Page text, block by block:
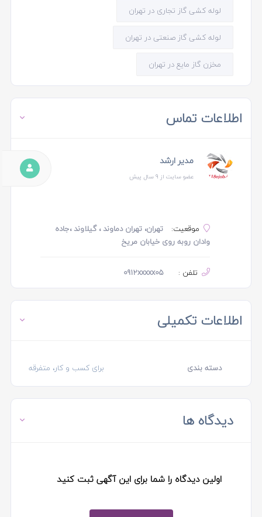
لوله کشی گاز تجاری در تهران
لوله کشی گاز صنعتی در تهران
مخزن گاز مایع در تهران
اطلاعات تماس
مدیر ارشد
عضو سایت از 9 سال پیش
موقعیت:
تهران، تهران دماوند ، گیلاوند ،جاده
وادان روبه روی خیابان مریخ
تلفن : 0912xxxxx05
اطلاعات تکمیلی
دسته بندی برای کسب و کار، متفرقه
دیدگاه ها
اولین دیدگاه را شما برای این آگهی ثبت کنید